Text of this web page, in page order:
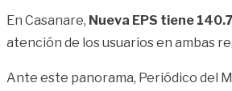
En Casanare, Nueva EPS tiene
atención de los usuarios en ambas
Ante este panorama, Periódico del